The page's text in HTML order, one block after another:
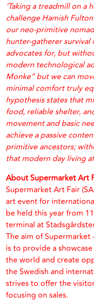
‘Taking a treadmill on a
challenge Hamish
our neo-primitive
hunter-gatherer survival
advocates for, but
modern technological
Monke” but we can
minimal comfort truly
hypothesis states that
food, reliable shelter,
movement and basic
achieve a passive
primitive ancestors;
that modern day living
About Supermarket Art
Supermarket Art Fair
art event for
be held this year from
terminal at
The aim of
is to provide a
the world and create
the Swedish and
strives to offer the
focusing on sales.